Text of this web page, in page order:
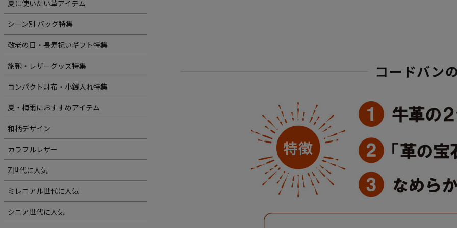
夏に使いたい革アイテム
シーン別 バッグ特集
敬老の日・長寿祝いギフト特集
旅鞄・レザーグッズ特集
コンパクト財布・小銭入れ特集
夏・梅雨におすすめアイテム
和柄デザイン
カラフルレザー
Z世代に人気
ミレニアル世代に人気
シニア世代に人気
コードバン